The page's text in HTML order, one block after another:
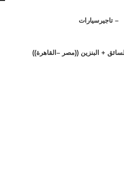
– تاجيرسيارات
+ البنزين ((مصر –القاهرة))